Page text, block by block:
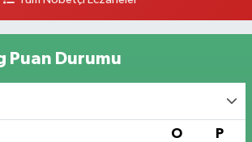
Puan Durumu
O P